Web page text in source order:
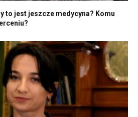
to jest jeszcze medycyna? Komu